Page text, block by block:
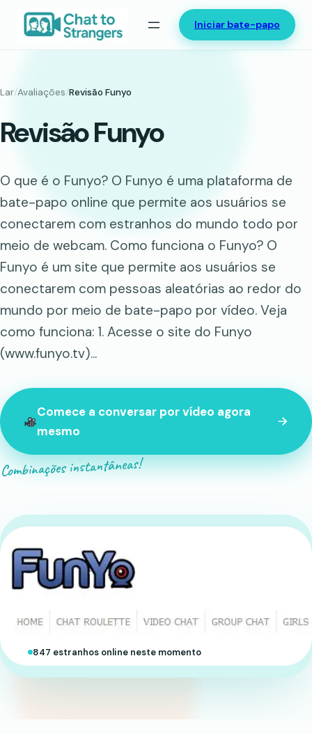
Saltar
Iniciar bate-papo
Lar/Avaliações/Revisão Funyo
Revisão Funyo
O que é o Funyo? O Funyo é uma plataforma de
bate-papo online que permite aos usuários se
conectarem com estranhos do mundo todo por
meio de webcam. Como funciona o Funyo? O
Funyo é um site que permite aos usuários se
conectarem com pessoas aleatórias ao redor do
mundo por meio de bate-papo por vídeo. Veja
como funciona: 1. Acesse o site do Funyo
(www.funyo.tv)...
Comece a conversar por vídeo agora
mesmo
Combinações instantâneas!
847 estranhos online neste momento